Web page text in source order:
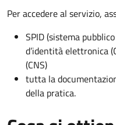
Per accedere al servizio,
SPID (sistema
d’identità elettronica
(CNS)
tutta la
della pratica.